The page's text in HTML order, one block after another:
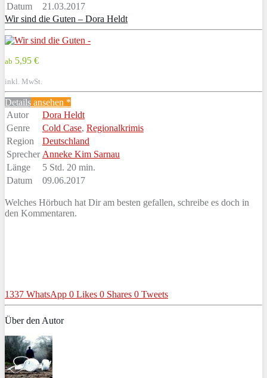
Datum
21.03.2017
Wir sind die Guten – Dora Heldt
ab 5,95 €
inkl. MwSt.
Details ansehen *
Autor
Dora Heldt
Genre
Cold Case, Regionalkrimis
Region
Deutschland
Sprecher Anneke Kim Sarnau
Länge
5 Std. 20 min.
Datum
09.06.2017
Welches Hörbuch hat Dir am besten gefallen, schreibe es doch in
den Kommentaren.
1337 WhatsApp 0 Likes 0 Shares 0 Tweets
Über den Autor